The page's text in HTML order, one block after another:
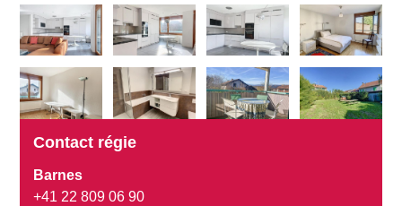
Contact régie
Barnes
+41 22 809 06 90